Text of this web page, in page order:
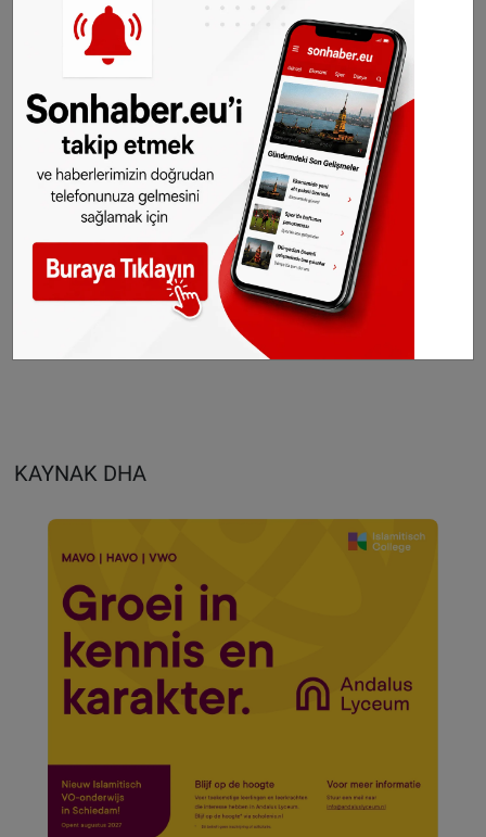
araştırmalarda 150 terabayt cinsel taciz verisi
ele geçirildiğini belirtip ‘’Partneri hamile olan bir
sanık, diğerleriyle yaptığı görüşmelerinde
çocuğunun doğmasından sonra nasıl tacizde
bulunacağını anlatıyor’’ diye konuştu.
Polisin açıklamasına göre sanıklar işledikleri
suçun karşılığında 15 yıla kadar varan hapis ile
KAYNAK DHA